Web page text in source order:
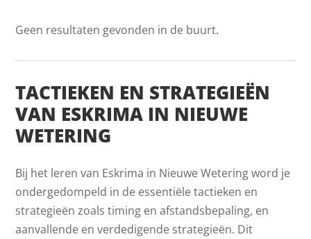
Geen resultaten gevonden in de buurt.
TACTIEKEN EN STRATEGIEËN
VAN ESKRIMA IN NIEUWE
WETERING
Bij het leren van Eskrima in Nieuwe Wetering word je
ondergedompeld in de essentiële tactieken en
strategieën zoals timing en afstandsbepaling, en
aanvallende en verdedigende strategieën. Dit